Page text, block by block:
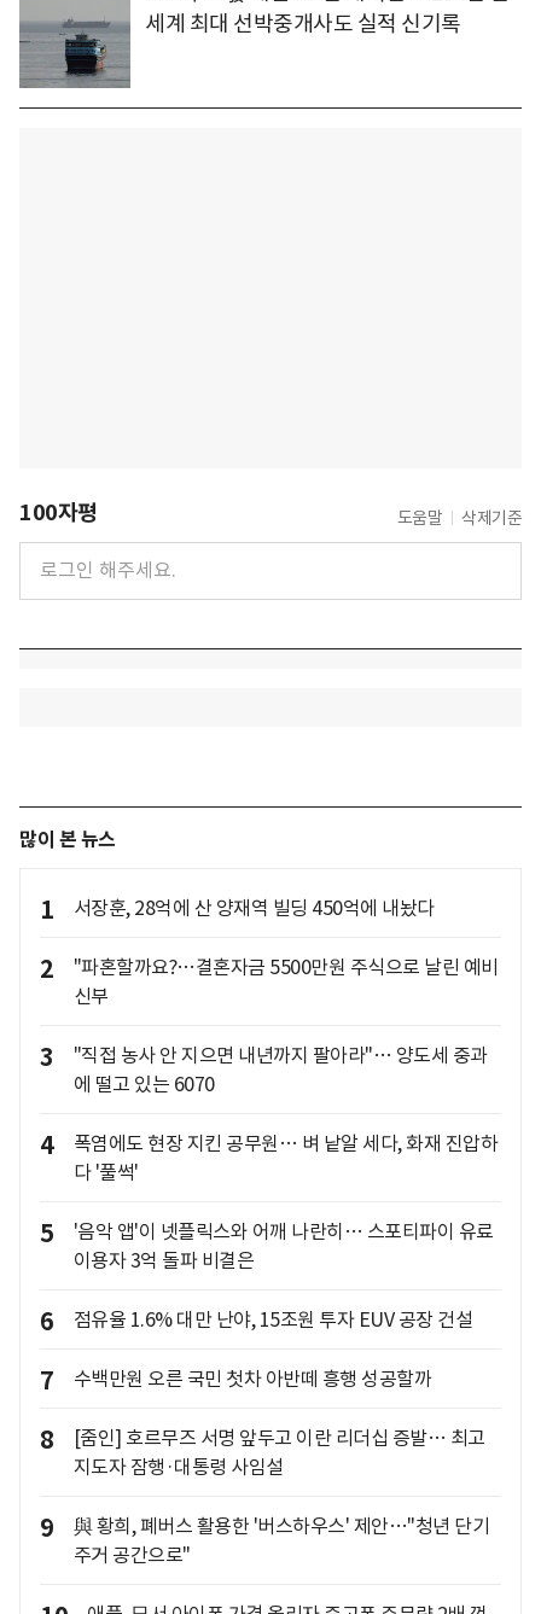
세계 최대 선박중개사도 실적 신기록
100자평 도움말 삭제기준
많이 본 뉴스
1 서장훈, 28억에 산 양재역 빌딩 450억에 내놨다
2
"파혼할까요?…결혼자금 5500만원 주식으로 날린 예비
신부
3
"직접 농사 안 지으면 내년까지 팔아라"… 양도세 중과
에 떨고 있는 6070
4
폭염에도 현장 지킨 공무원… 벼 낱알 세다, 화재 진압하
다 '풀썩'
5
'음악 앱'이 넷플릭스와 어깨 나란히… 스포티파이 유료
이용자 3억 돌파 비결은
6 점유율 1.6% 대만 난야, 15조원 투자 EUV 공장 건설
7 수백만원 오른 국민 첫차 아반떼 흥행 성공할까
8
[줌인] 호르무즈 서명 앞두고 이란 리더십 증발… 최고
지도자 잠행·대통령 사임설
9
與 황희, 폐버스 활용한 '버스하우스' 제안…"청년 단기
주거 공간으로"